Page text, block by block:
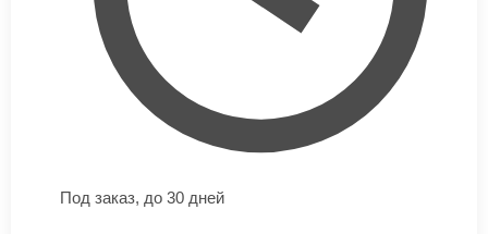
Под заказ, до 30 дней